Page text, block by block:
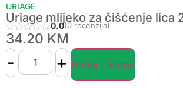
URIAGE
Uriage mlijeko za čišćenje lica
0.0(0 recenzija)
34.20 KM
- + Dodaj u korpu